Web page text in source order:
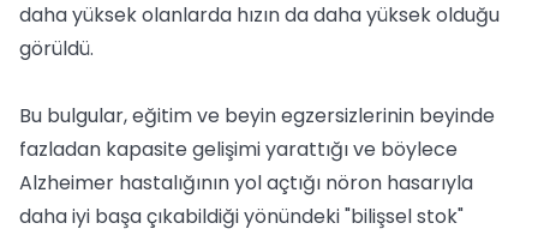
daha yüksek olanlarda hızın da daha yüksek olduğu
görüldü.
Bu bulgular, eğitim ve beyin egzersizlerinin beyinde
fazladan kapasite gelişimi yarattığı ve böylece
Alzheimer hastalığının yol açtığı nöron hasarıyla
daha iyi başa çıkabildiği yönündeki "bilişsel stok"